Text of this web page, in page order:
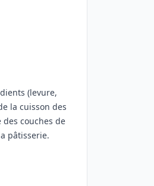
(levure,
la cuisson des
couches de
pâtisserie.